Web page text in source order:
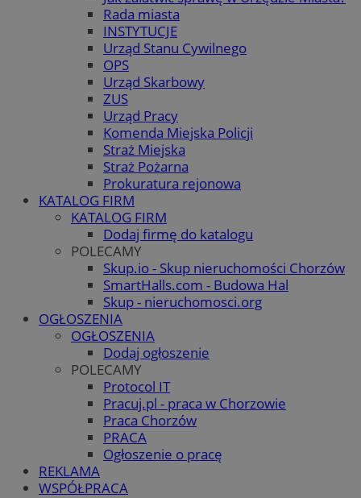
Rada miasta
INSTYTUCJE
Urząd Stanu Cywilnego
OPS
Urząd Skarbowy
ZUS
Urząd Pracy
Komenda Miejska Policji
Straż Miejska
Straż Pożarna
Prokuratura rejonowa
KATALOG FIRM
KATALOG FIRM
Dodaj firmę do katalogu
POLECAMY
Skup.io - Skup nieruchomości Chorzów
SmartHalls.com - Budowa Hal
Skup - nieruchomosci.org
OGŁOSZENIA
OGŁOSZENIA
Dodaj ogłoszenie
POLECAMY
Protocol IT
Pracuj.pl - praca w Chorzowie
Praca Chorzów
PRACA
Ogłoszenie o pracę
REKLAMA
WSPÓŁPRACA